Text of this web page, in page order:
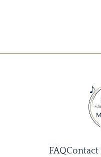
FAQContact